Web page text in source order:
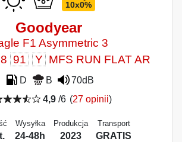
10x0%
Goodyear
F1 Asymmetric 3
91 Y MFS RUN FLAT AR
D B
70dB
4,9/6 (27 opinii)
Wysyłka
24-48h
Produkcja
2023
Transport
GRATIS